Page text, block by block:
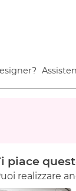
piace
realizzare